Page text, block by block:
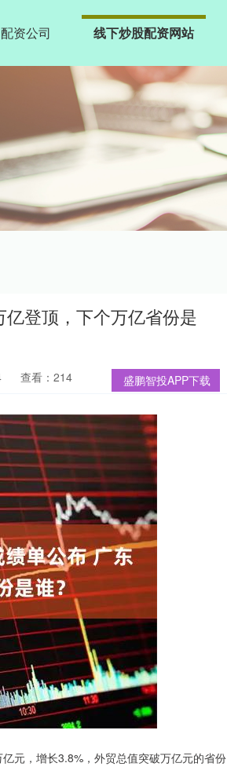
资公司 线下炒股配资网站
登顶，下个万亿省份是
盛鹏智投APP下载
查看：214
元，增长3.8%，外贸总值突破万亿元的省份
300 4651.31 -6.85